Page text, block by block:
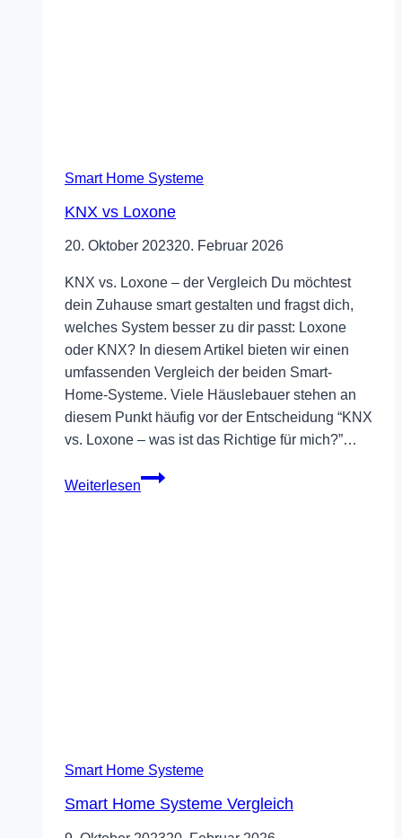
Smart Home Systeme
KNX vs Loxone
20. Oktober 202320. Februar 2026
KNX vs. Loxone – der Vergleich Du möchtest
dein Zuhause smart gestalten und fragst dich,
welches System besser zu dir passt: Loxone
oder KNX? In diesem Artikel bieten wir einen
umfassenden Vergleich der beiden Smart-
Home-Systeme. Viele Häuslebauer stehen an
diesem Punkt häufig vor der Entscheidung “KNX
vs. Loxone – was ist das Richtige für mich?”…
Weiterlesen
KNX
Smart Home Systeme
Smart Home Systeme Vergleich